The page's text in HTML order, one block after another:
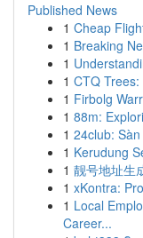
Published News
1 Cheap
1 Breaking
1
1 CTQ
1 Firbolg
1 88m:
1 24club:
1 Kerudung
1 靓号地址生
1 xKontra:
1 Local
Career...